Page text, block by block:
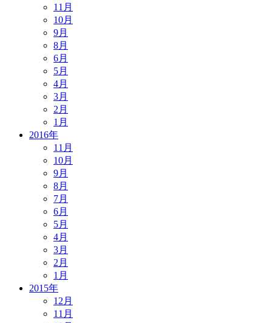
11月
10月
9月
8月
6月
5月
4月
3月
2月
1月
2016年
11月
10月
9月
8月
7月
6月
5月
4月
3月
2月
1月
2015年
12月
11月